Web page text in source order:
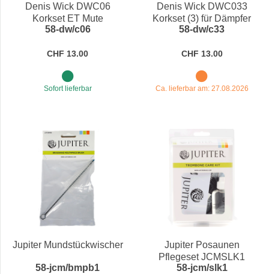
Denis Wick DWC06
Korkset ET Mute
58-dw/c06
CHF 13.00
Sofort lieferbar
Denis Wick DWC033
Korkset (3) für Dämpfer
58-dw/c33
CHF 13.00
Ca. lieferbar am: 27.08.2026
Jupiter Mundstückwischer
58-jcm/bmpb1
Jupiter Posaunen
Pflegeset JCMSLK1
58-jcm/slk1